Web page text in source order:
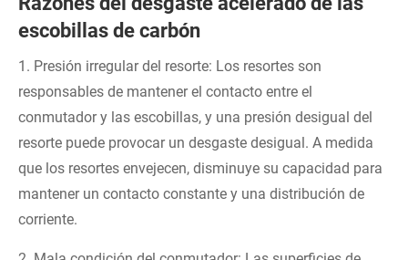
escobillas de carbón
1. Presión irregular del resorte: Los resortes son
responsables de mantener el contacto entre el
conmutador y las escobillas, y una presión desigual del
resorte puede provocar un desgaste desigual. A medida
que los resortes envejecen, disminuye su capacidad para
mantener un contacto constante y una distribución de
corriente.